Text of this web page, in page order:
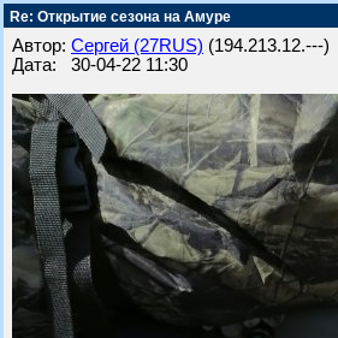
Re: Открытие сезона на Амуре
Автор: Сергей (27RUS) (194.213.12.---)
Дата: 30-04-22 11:30